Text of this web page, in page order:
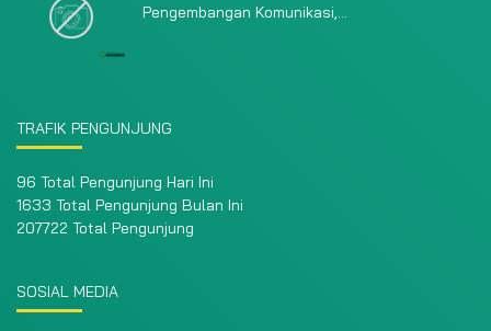
Pengembangan Komunikasi,...
TRAFIK PENGUNJUNG
96 Total Pengunjung Hari Ini
1633 Total Pengunjung Bulan Ini
207722 Total Pengunjung
SOSIAL MEDIA